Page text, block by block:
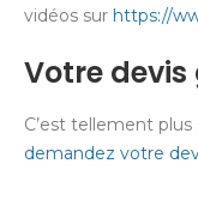
vidéos sur https://
Votre
C’est tellement
demandez votre